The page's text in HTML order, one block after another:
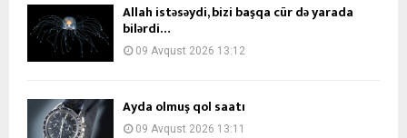
Allah istəsəydi, bizi başqa cür də yarada
bilərdi…
09 Avqust 2026 13:12
Ayda olmuş qol saatı
09 Avqust 2026 13:11